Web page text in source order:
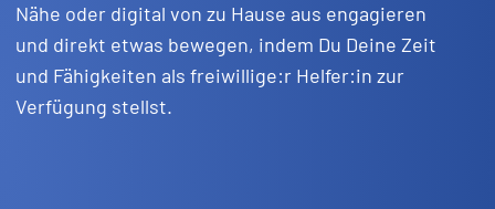
Nähe oder digital von zu Hause aus engagieren
und direkt etwas bewegen, indem Du Deine Zeit
und Fähigkeiten als freiwillige:r Helfer:in zur
Verfügung stellst.